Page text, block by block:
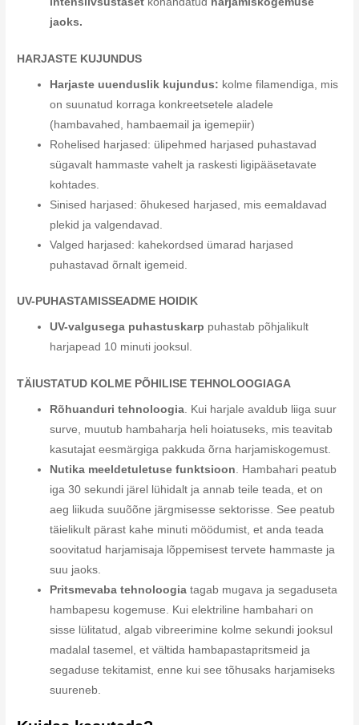
jaoks.
HARJASTE KUJUNDUS
Harjaste uuenduslik kujundus: kolme filamendiga, mis
on suunatud korraga konkreetsetele aladele
(hambavahed, hambaemail ja igemepiir)
Rohelised harjased: ülipehmed harjased puhastavad
sügavalt hammaste vahelt ja raskesti ligipääsetavate
kohtades.
Sinised harjased: õhukesed harjased, mis eemaldavad
plekid ja valgendavad.
Valged harjased: kahekordsed ümarad harjased
puhastavad õrnalt igemeid.
UV-PUHASTAMISSEADME HOIDIK
UV-valgusega puhastuskarp puhastab põhjalikult
harjapead 10 minuti jooksul.
TÄIUSTATUD KOLME PÕHILISE TEHNOLOOGIAGA
Rõhuanduri tehnoloogia . Kui harjale avaldub liiga suur
surve, muutub hambaharja heli hoiatuseks, mis teavitab
kasutajat eesmärgiga pakkuda õrna harjamiskogemust.
Nutika meeldetuletuse funktsioon . Hambahari peatub
iga 30 sekundi järel lühidalt ja annab teile teada, et on
aeg liikuda suuõõne järgmisesse sektorisse. See peatub
täielikult pärast kahe minuti möödumist, et anda teada
soovitatud harjamisaja lõppemisest tervete hammaste ja
suu jaoks.
Pritsmevaba tehnoloogia tagab mugava ja segaduseta
hambapesu kogemuse. Kui elektriline hambahari on
sisse lülitatud, algab vibreerimine kolme sekundi jooksul
madalal tasemel, et vältida hambapastapritsmeid ja
segaduse tekitamist, enne kui see tõhusaks harjamiseks
suureneb.